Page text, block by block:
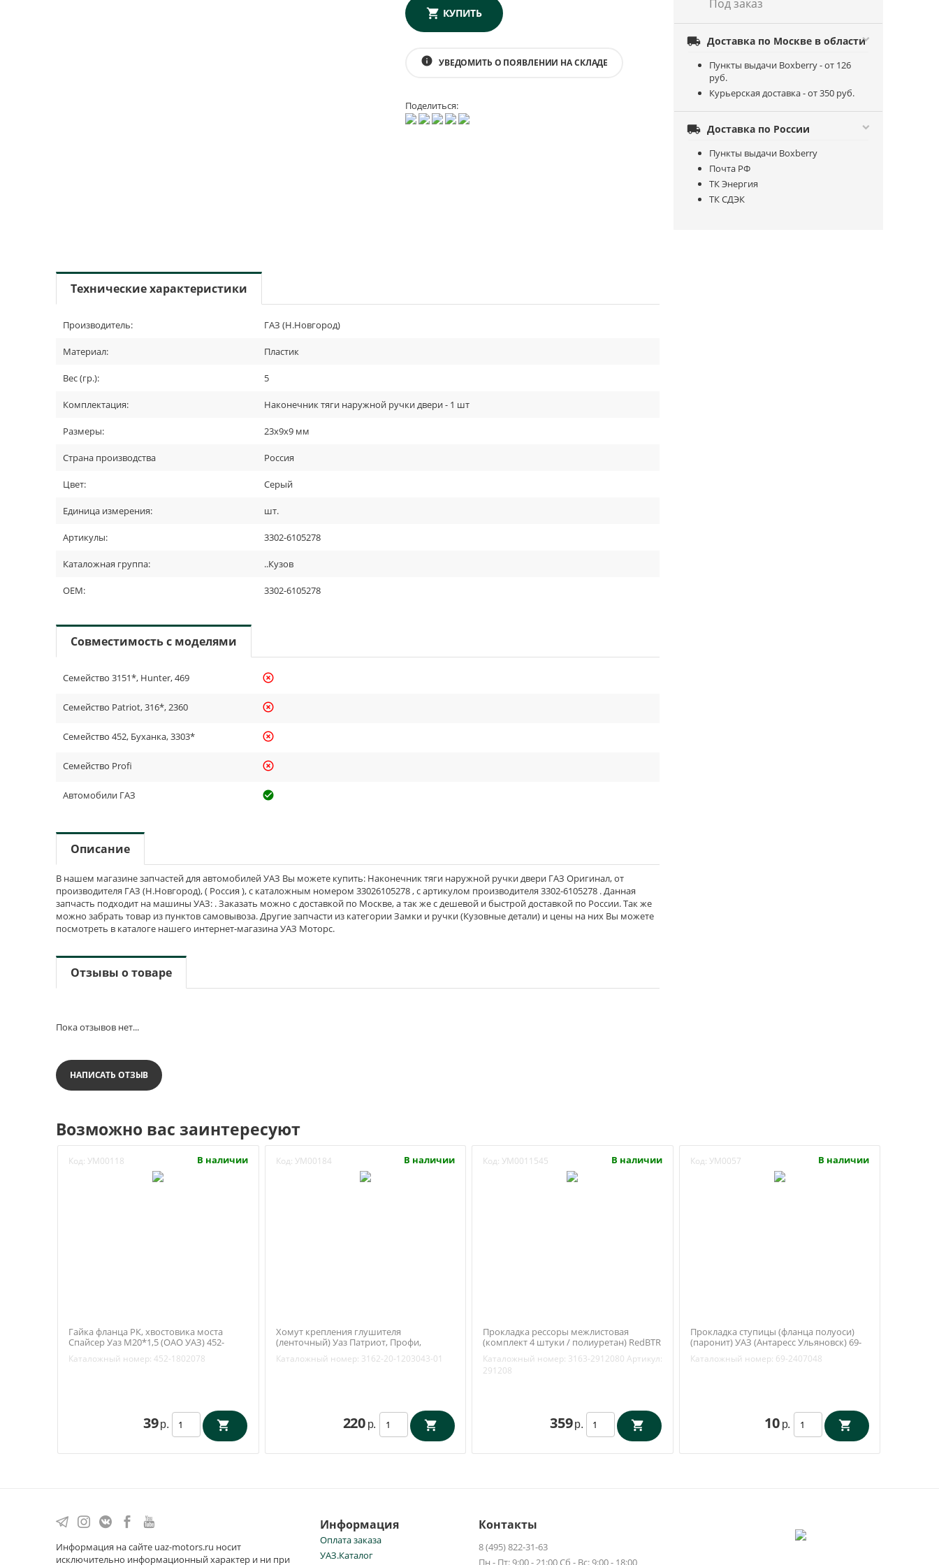
КУПИТЬ
info УВЕДОМИТЬ О ПОЯВЛЕНИИ НА СКЛАДЕ
Поделиться:
Под заказ
 Доставка по Москве в области
Пункты выдачи Boxberry - от 126
руб.
Курьерская доставка - от 350 руб.
 Доставка по России
Пункты выдачи Boxberry
Почта РФ
ТК Энергия
ТК СДЭК
Технические характеристики
Производитель: ГАЗ (Н.Новгород)
Материал: Пластик
Вес (гр.): 5
Комплектация: Наконечник тяги наружной ручки двери - 1 шт
Размеры: 23x9x9 мм
Страна производства Россия
Цвет: Серый
Единица измерения: шт.
Артикулы: 3302-6105278
Каталожная группа: ..Кузов
OEM: 3302-6105278
Совместимость с моделями
Семейство 3151*, Hunter, 469 highlight_off
Семейство Patriot, 316*, 2360 highlight_off
Семейство 452, Буханка, 3303* highlight_off
Семейство Profi highlight_off
Автомобили ГАЗ check_circle_outline
Описание
В нашем магазине запчастей для автомобилей УАЗ Вы можете купить: Наконечник тяги наружной ручки двери ГАЗ Оригинал, от
производителя ГАЗ (Н.Новгород), ( Россия ), с каталожным номером 33026105278 , с артикулом производителя 3302-6105278 . Данная
запчасть подходит на машины УАЗ: . Заказать можно с доставкой по Москве, а так же с дешевой и быстрой доставкой по России. Так же
можно забрать товар из пунктов самовывоза. Другие запчасти из категории Замки и ручки (Кузовные детали) и цены на них Вы можете
посмотреть в каталоге нашего интернет-магазина УАЗ Моторс.
Отзывы о товаре
Пока отзывов нет...
НАПИСАТЬ ОТЗЫВ
Возможно вас заинтересуют
Код: УМ00118 В наличии
Гайка фланца РК, хвостовика моста
Спайсер Уаз М20*1,5 (ОАО УАЗ) 452-
Каталожный номер: 452-1802078
39 р.
Код: УМ00184 В наличии
Хомут крепления глушителя
(ленточный) Уаз Патриот, Профи,
3162-20-1203043-01
Каталожный номер: 3162-20-1203043-01
220 р.
Код: УМ0011545 В наличии
Прокладка рессоры межлистовая
(комплект 4 штуки / полиуретан) RedBTR
Каталожный номер: 3163-2912080 Артикул:
291208
359 р.
Код: УМ0057 В наличии
Прокладка ступицы (фланца полуоси)
(паронит) УАЗ (Антаресс Ульяновск) 69-
Каталожный номер: 69-2407048
10 р.
Информация на сайте uaz-motors.ru носит
исключительно информационный характер и ни при
Информация
Оплата заказа
УАЗ.Каталог
Контакты
8 (495) 822-31-63
Пн - Пт: 9:00 - 21:00 Сб - Вс: 9:00 - 18:00